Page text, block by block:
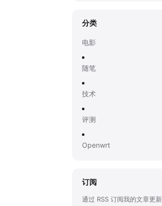
分类
电影
随笔
技术
评测
Openwrt
订阅
通过 RSS 订阅我的文章更新